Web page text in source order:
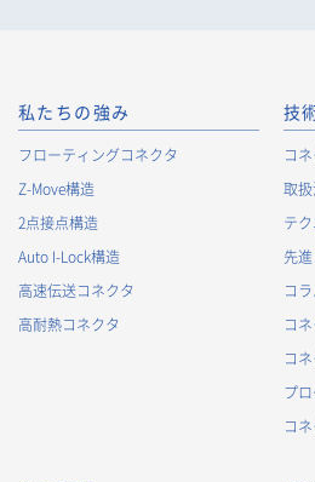
られる場合のCookie情報は、後掲及
取り扱います。https://
2. 個人情報の利用目的
当社が取得する個人情報の利用目的
は、次の利用目的を、関連性を有す
囲で変更することがあり、変更した
お客様に対する当社製品のご案
お客様に対するキャンペーン、
私たちの強み
フローティングコネクタ
Z-Move構造
2点接点構造
Auto I-Lock構造
高速伝送コネクタ
高耐熱コネクタ
技
コ
取
テ
先
コ
コ
コ
プ
コ